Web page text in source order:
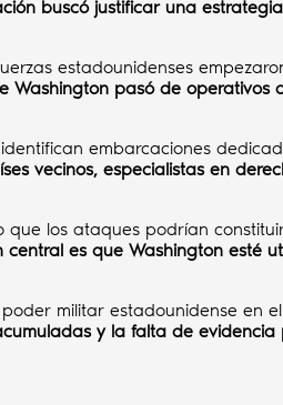
buscó justificar una
estadounidenses
Washington pasó de
embarcaciones
vecinos, especialistas en
los ataques podrían
central es que Washington esté
militar estadounidense en
y la falta de